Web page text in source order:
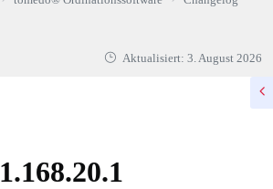
Aktualisiert: 3. August 2026